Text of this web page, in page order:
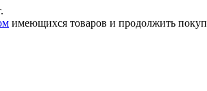
имеющихся товаров и продолжить